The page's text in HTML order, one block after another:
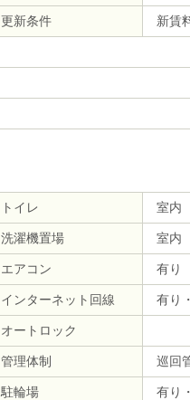
更新条件 新賃
トイレ 室内
洗濯機置場 室内
エアコン 有り
インターネット回線 有り
オートロック
管理体制 巡回
駐輪場 有り